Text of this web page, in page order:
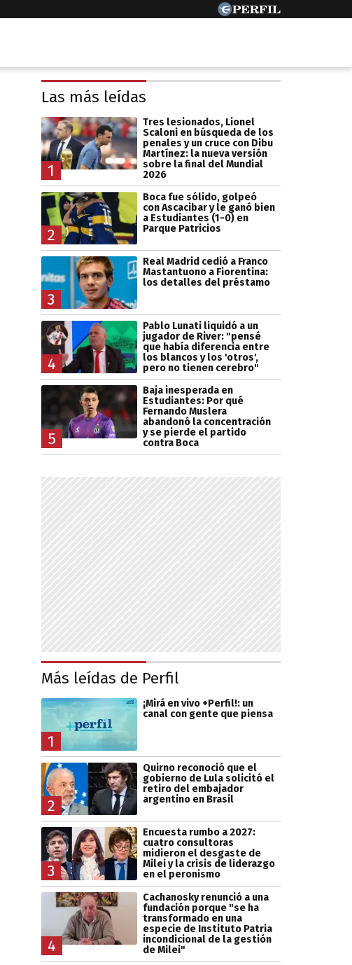
Las más leídas
1
Tres lesionados, Lionel
Scaloni en búsqueda de los
penales y un cruce con Dibu
Martínez: la nueva versión
sobre la final del Mundial
2026
2
Boca fue sólido, golpeó
con Ascacibar y le ganó bien
a Estudiantes (1-0) en
Parque Patricios
3
Real Madrid cedió a Franco
Mastantuono a Fiorentina:
los detalles del préstamo
4
Pablo Lunati liquidó a un
jugador de River: "pensé
que había diferencia entre
los blancos y los 'otros',
pero no tienen cerebro"
5
Baja inesperada en
Estudiantes: Por qué
Fernando Muslera
abandonó la concentración
y se pierde el partido
contra Boca
Más leídas de Perfil
1
¡Mirá en vivo +Perfil!: un
canal con gente que piensa
2
Quirno reconoció que el
gobierno de Lula solicitó el
retiro del embajador
argentino en Brasil
3
Encuesta rumbo a 2027:
cuatro consultoras
midieron el desgaste de
Milei y la crisis de liderazgo
en el peronismo
4
Cachanosky renunció a una
fundación porque "se ha
transformado en una
especie de Instituto Patria
incondicional de la gestión
de Milei"